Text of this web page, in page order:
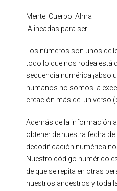
Mente ·Cuerpo ·Alma
¡Alineadas para ser!
Los números son unos de
todo lo que nos rodea está
secuencia numérica
humanos no somos la
creación más del universo
Además de la información
obtener de nuestra fecha
decodificación numérica
Nuestro código numérico
de que se repita en otras
nuestros ancestros y toda